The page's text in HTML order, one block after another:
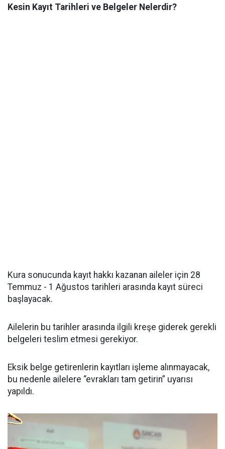
Kesin Kayıt Tarihleri ve Belgeler Nelerdir?
Kura sonucunda kayıt hakkı kazanan aileler için 28
Temmuz - 1 Ağustos tarihleri arasında kayıt süreci
başlayacak.
Ailelerin bu tarihler arasında ilgili kreşe giderek gerekli
belgeleri teslim etmesi gerekiyor.
Eksik belge getirenlerin kayıtları işleme alınmayacak,
bu nedenle ailelere “evrakları tam getirin” uyarısı
yapıldı.